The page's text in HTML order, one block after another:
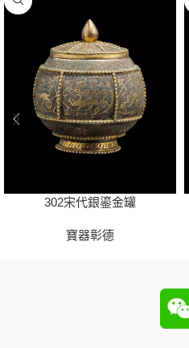
302宋代銀鎏金罐
寶器彰德